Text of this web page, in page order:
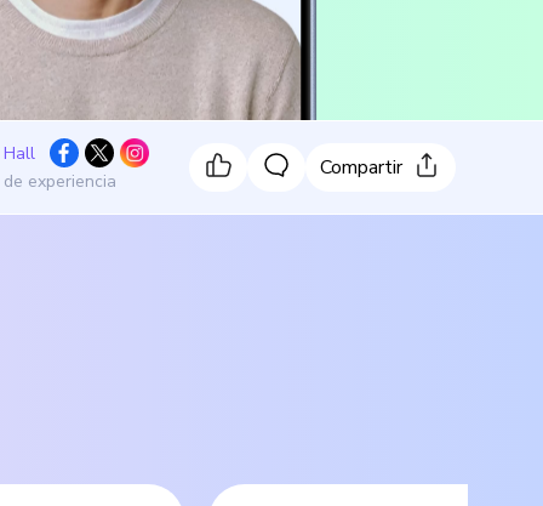
Hall
experiencia
Compartir